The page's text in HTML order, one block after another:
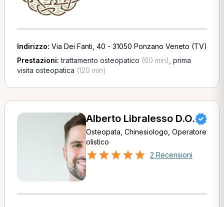
Indirizzo: Via Dei Fanti, 40 - 31050 Ponzano Veneto (TV)
Prestazioni:trattamento osteopatico (60 min) prima
visita osteopatica (120 min)
Alberto Libralesso D.O.
Osteopata, Chinesiologo, Operatore
olistico
2 Recensioni